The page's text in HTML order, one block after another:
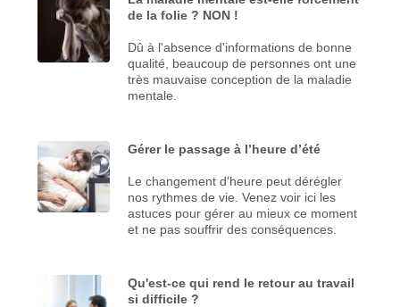
de la folie ? NON !
Dû à l'absence d'informations de bonne
qualité, beaucoup de personnes ont une
très mauvaise conception de la maladie
mentale.
Gérer le passage à l’heure d’été
Le changement d'heure peut dérégler
nos rythmes de vie. Venez voir ici les
astuces pour gérer au mieux ce moment
et ne pas souffrir des conséquences.
Qu'est-ce qui rend le retour au travail
si difficile ?